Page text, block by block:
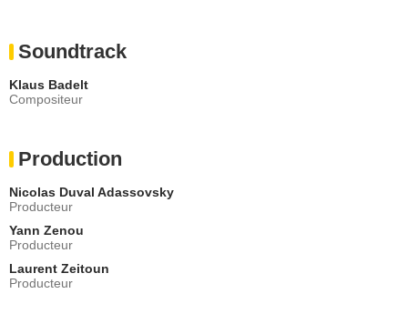
Soundtrack
Klaus Badelt
Compositeur
Production
Nicolas Duval Adassovsky
Producteur
Yann Zenou
Producteur
Laurent Zeitoun
Producteur